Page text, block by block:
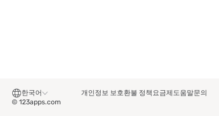
© 123apps.com
개인정보 보호환불 정책요금제도움말문의
한국어